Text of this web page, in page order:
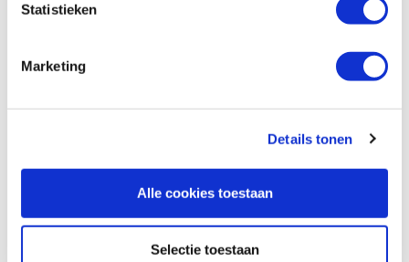
Statistieken
Marketing
Details tonen
Alle cookies toestaan
Selectie toestaan
Ontdek IJsseloord 1
Wie zijn wij?
Werk van klanten
Bezoek ons